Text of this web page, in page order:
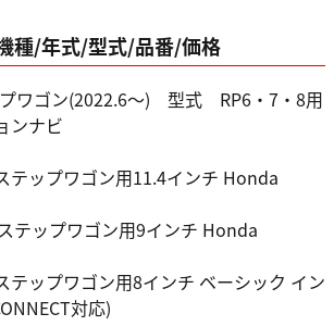
種/年式/型式/品番/価格
ワゴン(2022.6～) 型式 RP6・7・8用
ンナビ
テップワゴン用11.4インチ Honda
テップワゴン用9インチ Honda
テップワゴン用8インチ ベーシック イン
対応)